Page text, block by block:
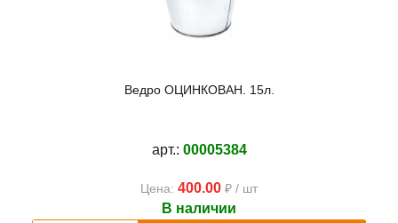
Ведро ОЦИНКОВАН. 15л.
арт.: 00005384
Цена: 400.00 ₽ / шт
В наличии